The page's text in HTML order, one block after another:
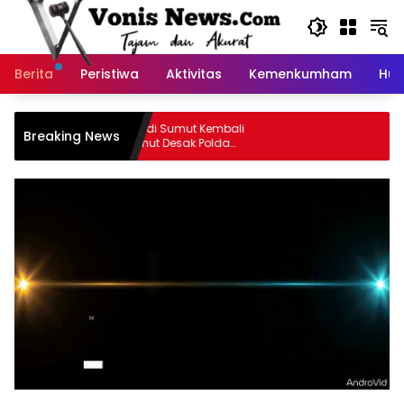
Langsung
Berita
Peristiwa Aktivitas Kemenkumham
Breaking News
Dugaan Perjudian di Sumut Kembali
Disorot, PW IPA Sumut Desak Polda
Bertindak Tegas